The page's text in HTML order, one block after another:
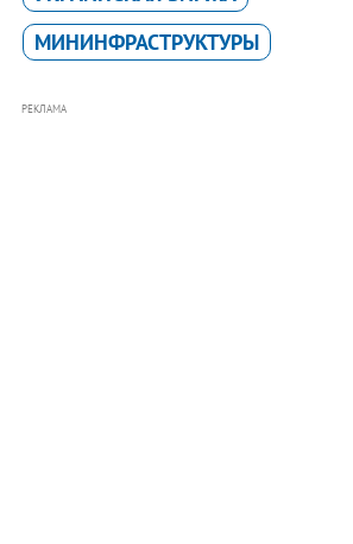
МИНИНФРАСТРУКТУРЫ
РЕКЛАМА